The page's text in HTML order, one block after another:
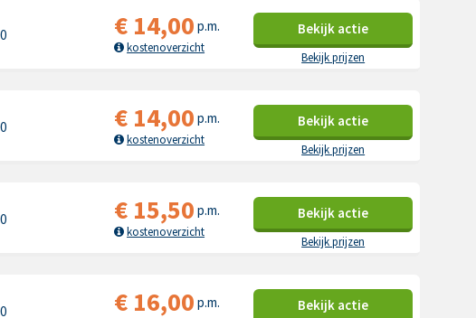
€ 14,00 p.m.
kostenoverzicht
Bekijk actie
Bekijk prijzen
€ 14,00 p.m.
kostenoverzicht
Bekijk actie
Bekijk prijzen
€ 15,50 p.m.
kostenoverzicht
Bekijk actie
Bekijk prijzen
€ 16,00 p.m. Bekijk actie